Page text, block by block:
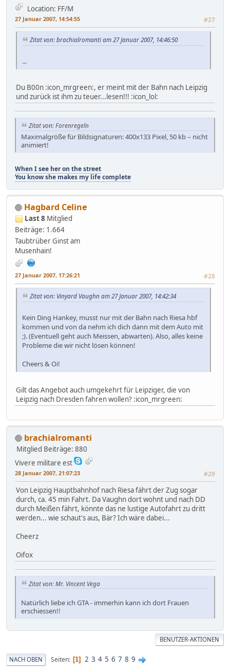
Location: FF/M
27 Januar 2007, 14:54:55 #27
Zitat von: brachialromanti am 27 Januar 2007, 14:46:50
...
Du B00n :icon_mrgreen:, er meint mit der Bahn nach Leipzig
und zurück ist ihm zu teuer...lesen!!! :icon_lol:
Zitat von: Forenregeln
Maximalgröße für Bildsignaturen: 400x133 Pixel, 50 kb – nicht
animiert!
When I see her on the street
You know she makes my life complete
Hagbard Celine
Last 8 Mitglied
Beiträge: 1.664
Taubtrüber Ginst am
Musenhain!
27 Januar 2007, 17:26:21 #28
Zitat von: Vinyard Vaughn am 27 Januar 2007, 14:42:34
Kein Ding Hankey, musst nur mit der Bahn nach Riesa hbf
kommen und von da nehm ich dich dann mit dem Auto mit
;). (Eventuell geht auch Meissen, abwarten). Also, alles keine
Probleme die wir nicht lösen können!
Cheers & Oi!
Gilt das Angebot auch umgekehrt für Leipziger, die von
Leipzig nach Dresden fahren wollen? :icon_mrgreen:
brachialromanti
Mitglied Beiträge: 880
Vivere militare est
28 Januar 2007, 21:07:23 #29
Von Leipzig Hauptbahnhof nach Riesa fährt der Zug sogar
durch, ca. 45 min Fahrt. Da Vaughn dort wohnt und nach DD
durch Meißen fährt, könnte das ne lustige Autofahrt zu dritt
werden... wie schaut's aus, Bär? Ich wäre dabei...
Cheerz
Oifox
Zitat von: Mr. Vincent Vega
Natürlich liebe ich GTA - immerhin kann ich dort Frauen
erschiessen!!
BENUTZER-AKTIONEN
NACH OBEN Seiten 1 2 3 4 5 6 7 8 9